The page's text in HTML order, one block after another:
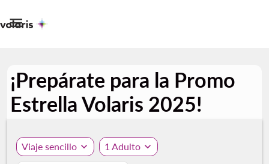

¡Prepárate para la Promo
Estrella Volaris 2025!
Viaje sencillo expand_more 1 Adulto expand_more